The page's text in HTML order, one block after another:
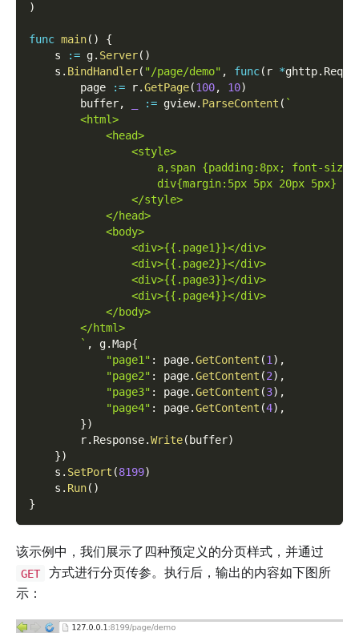
)
func main( )
{
    s
:= g. Server( )
    s
. BindHandler( "/page/demo" , func( r *ghttp.
        page
:= r.GetPage(100, 10)
        buffer
, := gview. ParseContent ( `
        <html>
            <head>
                <style>
a,span {padding:8px; font-
                    div{margin:5px 5px 20px 5px}
                </style>
            </head>
            <body>
                <div>{{.page1}}</div>
                <div>{{.page2}}</div>
                <div>{{.page3}}</div>
                <div>{{.page4}}</div>
            </body>
        </html>
        `
, g.Map{
"page1" : page.GetContent (1) ,
"page2" : page.GetContent (2) ,
"page3" : page.GetContent (3) ,
"page4" : page.GetContent (4) ,
})
        r
. Response.Write( buffer)
})
    s
. SetPort (8199)
    s
. Run( )
}
该示例中，我们展示了四种预定义的分页样式，并通过
GET
方式进行分页传参。执行后，输出的内容如下图所
示：